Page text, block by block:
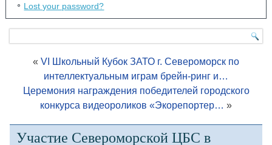
Lost your password?
« VI Школьный Кубок ЗАТО г. Североморск по
интеллектуальным играм брейн-ринг и…
Церемония награждения победителей городского
конкурса видеороликов «Экорепортер… »
Участие Североморской ЦБС в